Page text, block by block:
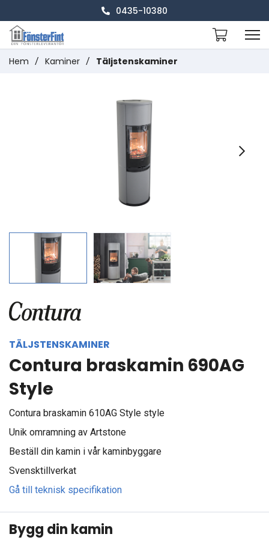
0435-10380
Hem / Kaminer / Täljstenskaminer
TÄLJSTENSKAMINER
Contura braskamin 690AG
Style
Contura braskamin 610AG Style style
Unik omramning av Artstone
Beställ din kamin i vår kaminbyggare
Svensktillverkat
Gå till teknisk specifikation
Bygg din kamin